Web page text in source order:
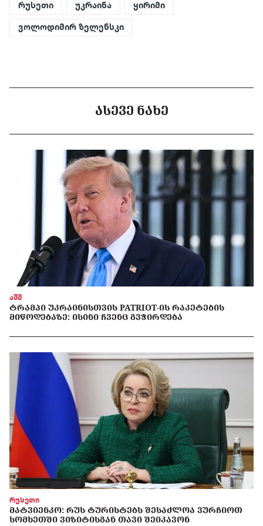
რუსეთი უკრაინა ყირიმი
ვოლოდიმირ ზელენსკი
ᲐᲡᲔᲕᲔ ᲜᲐᲮᲔ
აშშ
ᲢᲠᲐᲛᲞᲘ ᲣᲙᲠᲐᲘᲜᲘᲡᲗᲕᲘᲡ PATRIOT-ᲘᲡ ᲠᲐᲙᲔᲢᲔᲑᲘᲡ
ᲛᲘᲬᲝᲓᲔᲑᲐᲖᲔ: ᲘᲡᲘᲜᲘ ᲩᲕᲔᲜᲪ ᲒᲕᲭᲘᲠᲓᲔᲑᲐ
რუსეთი
ᲛᲐᲢᲕᲘᲔᲜᲙᲝ: ᲠᲣᲡ ᲢᲣᲠᲘᲡᲢᲔᲑᲡ ᲨᲔᲡᲐᲫᲚᲝᲐ ᲕᲣᲠᲩᲘᲝᲗ
ᲡᲝᲛᲮᲔᲗᲨᲘ ᲕᲘᲖᲘᲢᲘᲡᲒᲐᲜ ᲗᲐᲕᲘ ᲨᲔᲘᲙᲐᲕᲝᲜ